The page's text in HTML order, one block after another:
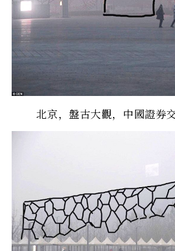
北京，盤古大觀，中國證券